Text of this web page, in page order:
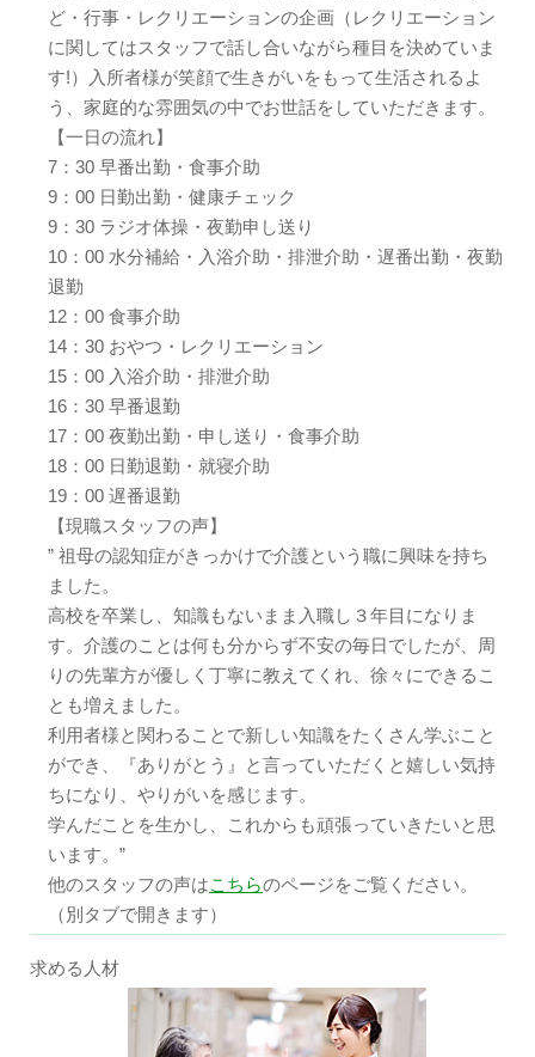
ど・行事・レクリエーションの企画（レクリエーション
に関してはスタッフで話し合いながら種目を決めていま
す!）入所者様が笑顔で生きがいをもって生活されるよ
う、家庭的な雰囲気の中でお世話をしていただきます。
【一日の流れ】
7：30 早番出勤・食事介助
9：00 日勤出勤・健康チェック
9：30 ラジオ体操・夜勤申し送り
10：00 水分補給・入浴介助・排泄介助・遅番出勤・夜勤
退勤
12：00 食事介助
14：30 おやつ・レクリエーション
15：00 入浴介助・排泄介助
16：30 早番退勤
17：00 夜勤出勤・申し送り・食事介助
18：00 日勤退勤・就寝介助
19：00 遅番退勤
【現職スタッフの声】
” 祖母の認知症がきっかけで介護という職に興味を持ち
ました。
高校を卒業し、知識もないまま入職し３年目になりま
す。介護のことは何も分からず不安の毎日でしたが、周
りの先輩方が優しく丁寧に教えてくれ、徐々にできるこ
とも増えました。
利用者様と関わることで新しい知識をたくさん学ぶこと
ができ、『ありがとう』と言っていただくと嬉しい気持
ちになり、やりがいを感じます。
学んだことを生かし、これからも頑張っていきたいと思
います。”
他のスタッフの声はこちらのページをご覧ください。
（別タブで開きます）
求める人材